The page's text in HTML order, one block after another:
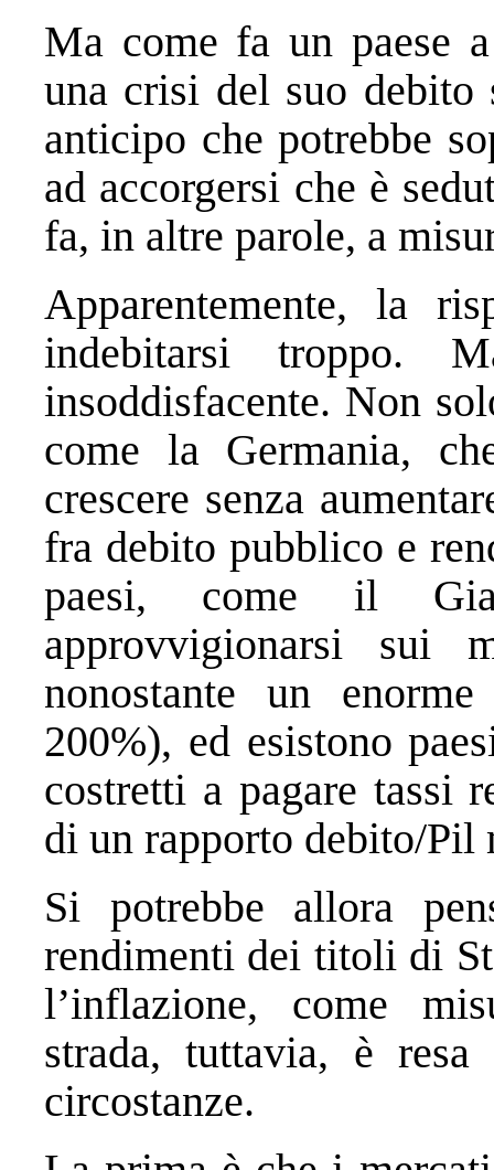
Ma come fa un paese
una crisi del suo debito
anticipo che potrebbe
ad accorgersi che è
fa, in altre parole, a
Apparentemente, la
indebitarsi troppo.
insoddisfacente. Non
come la Germania,
crescere senza
fra debito pubblico e
paesi, come il
approvvigionarsi sui
nonostante un
200%), ed esistono
costretti a pagare tassi
di un rapporto debito/Pil
Si potrebbe allora
rendimenti dei titoli di
l’inflazione, come
strada, tuttavia, è
circostanze.